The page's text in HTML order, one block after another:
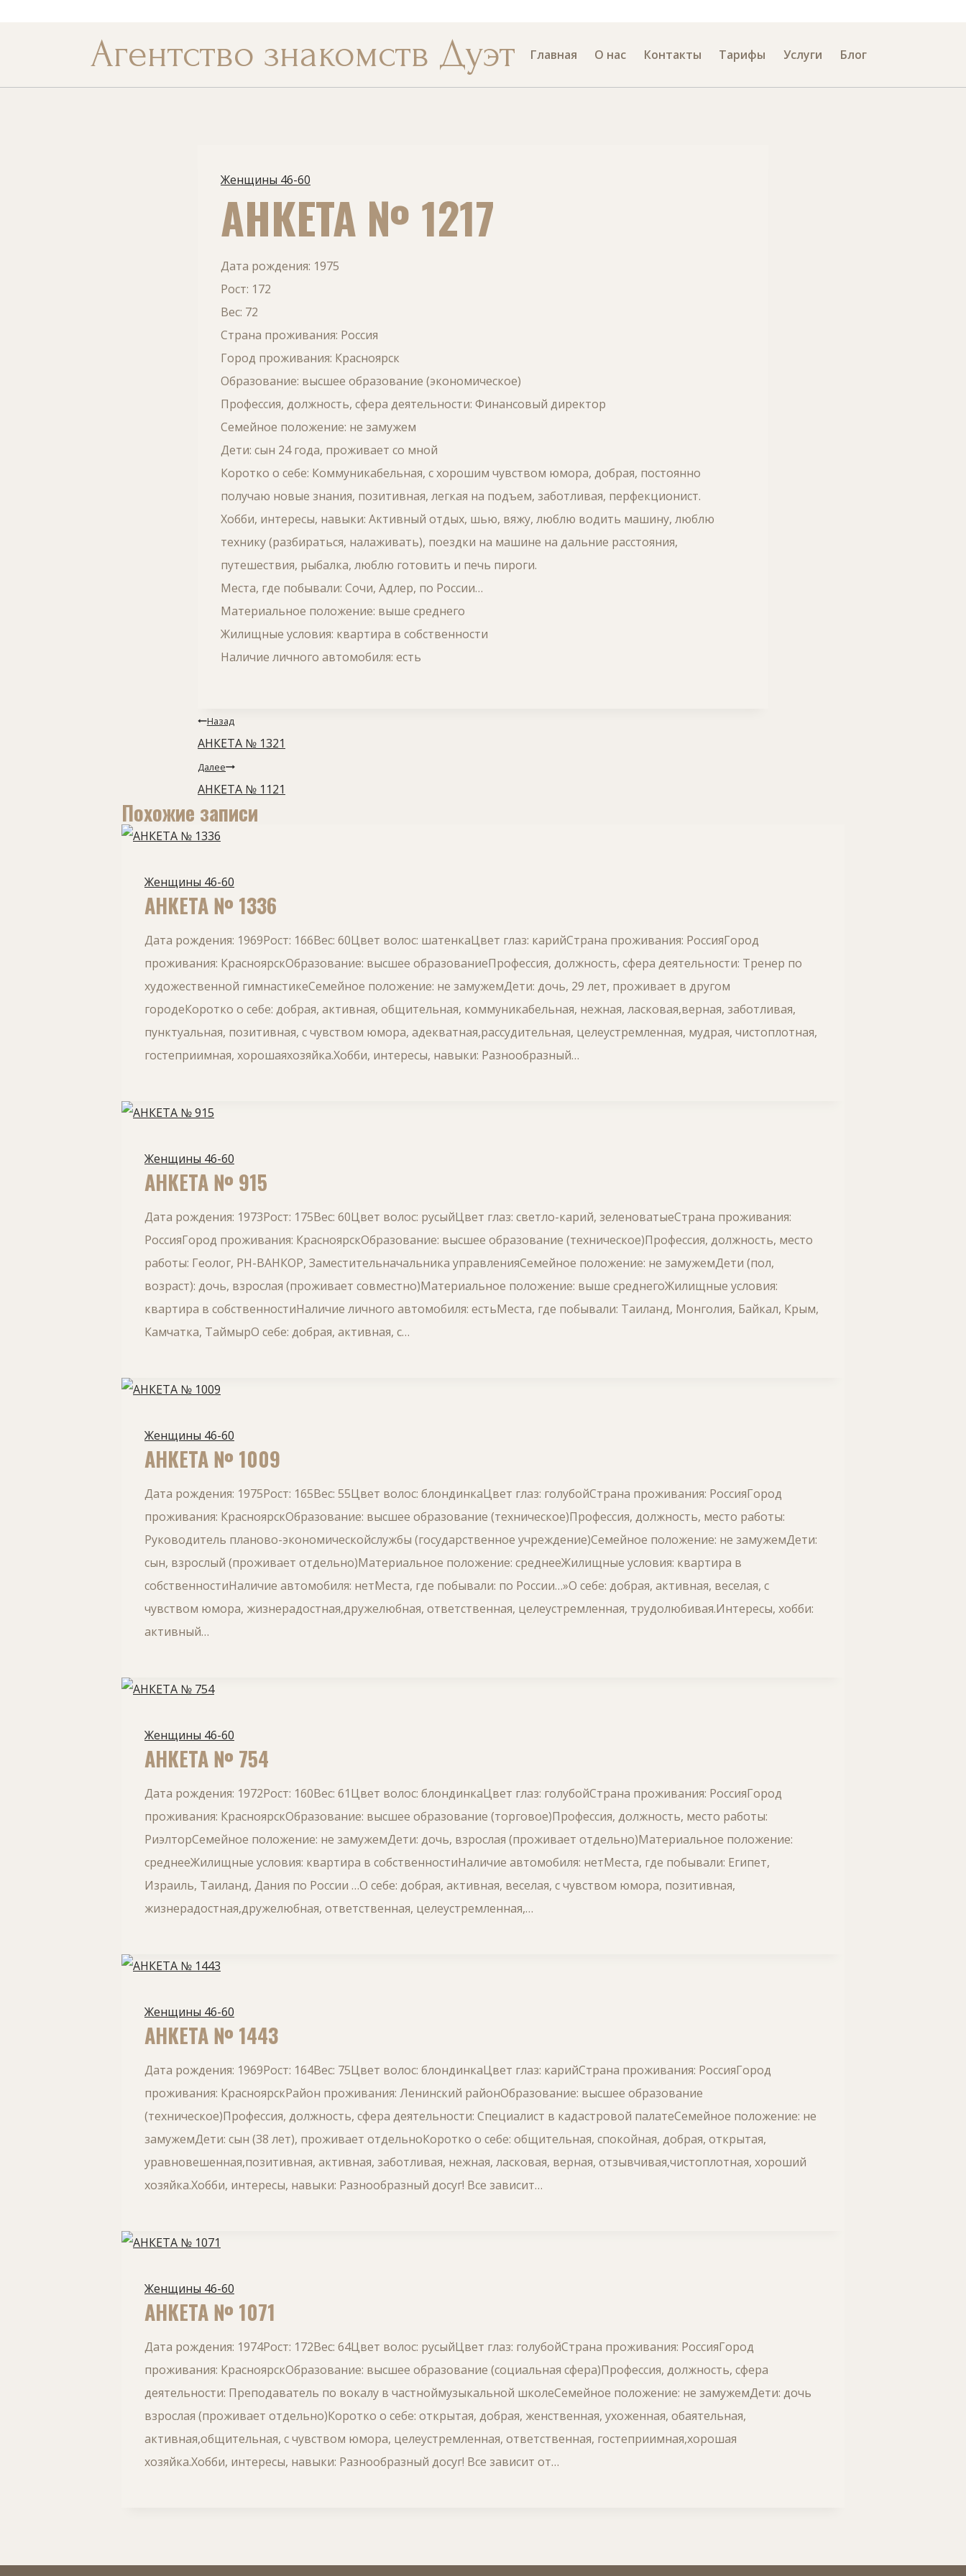
Агентство знакомств Дуэт Главная О нас Контакты Тарифы Услуги Блог
Женщины 46-60
АНКЕТА № 1217
Дата рождения: 1975
Рост: 172
Вес: 72
Страна проживания: Россия
Город проживания: Красноярск
Образование: высшее образование (экономическое)
Профессия, должность, сфера деятельности: Финансовый директор
Семейное положение: не замужем
Дети: сын 24 года, проживает со мной
Коротко о себе: Коммуникабельная, с хорошим чувством юмора, добрая, постоянно
получаю новые знания, позитивная, легкая на подъем, заботливая, перфекционист.
Хобби, интересы, навыки: Активный отдых, шью, вяжу, люблю водить машину, люблю
технику (разбираться, налаживать), поездки на машине на дальние расстояния,
путешествия, рыбалка, люблю готовить и печь пироги.
Места, где побывали: Сочи, Адлер, по России…
Материальное положение: выше среднего
Жилищные условия: квартира в собственности
Наличие личного автомобиля: есть
Навигация
по
записям
Назад
АНКЕТА № 1321
Далее
АНКЕТА № 1121
Похожие записи
Женщины 46-60
АНКЕТА № 1336
Дата рождения: 1969Рост: 166Вес: 60Цвет волос: шатенкаЦвет глаз: карийСтрана проживания: РоссияГород
проживания: КрасноярскОбразование: высшее образованиеПрофессия, должность, сфера деятельности: Тренер по
художественной гимнастикеСемейное положение: не замужемДети: дочь, 29 лет, проживает в другом
городеКоротко о себе: добрая, активная, общительная, коммуникабельная, нежная, ласковая,верная, заботливая,
пунктуальная, позитивная, с чувством юмора, адекватная,рассудительная, целеустремленная, мудрая, чистоплотная,
гостеприимная, хорошаяхозяйка.Хобби, интересы, навыки: Разнообразный…
Женщины 46-60
АНКЕТА № 915
Дата рождения: 1973Рост: 175Вес: 60Цвет волос: русыйЦвет глаз: светло-карий, зеленоватыеСтрана проживания:
РоссияГород проживания: КрасноярскОбразование: высшее образование (техническое)Профессия, должность, место
работы: Геолог, РН-ВАНКОР, Заместительначальника управленияСемейное положение: не замужемДети (пол,
возраст): дочь, взрослая (проживает совместно)Материальное положение: выше среднегоЖилищные условия:
квартира в собственностиНаличие личного автомобиля: естьМеста, где побывали: Таиланд, Монголия, Байкал, Крым,
Камчатка, ТаймырО себе: добрая, активная, с…
Женщины 46-60
АНКЕТА № 1009
Дата рождения: 1975Рост: 165Вес: 55Цвет волос: блондинкаЦвет глаз: голубойСтрана проживания: РоссияГород
проживания: КрасноярскОбразование: высшее образование (техническое)Профессия, должность, место работы:
Руководитель планово-экономическойслужбы (государственное учреждение)Семейное положение: не замужемДети:
сын, взрослый (проживает отдельно)Материальное положение: среднееЖилищные условия: квартира в
собственностиНаличие автомобиля: нетМеста, где побывали: по России…»О себе: добрая, активная, веселая, с
чувством юмора, жизнерадостная,дружелюбная, ответственная, целеустремленная, трудолюбивая.Интересы, хобби:
активный…
Женщины 46-60
АНКЕТА № 754
Дата рождения: 1972Рост: 160Вес: 61Цвет волос: блондинкаЦвет глаз: голубойСтрана проживания: РоссияГород
проживания: КрасноярскОбразование: высшее образование (торговое)Профессия, должность, место работы:
РиэлторСемейное положение: не замужемДети: дочь, взрослая (проживает отдельно)Материальное положение:
среднееЖилищные условия: квартира в собственностиНаличие автомобиля: нетМеста, где побывали: Египет,
Израиль, Таиланд, Дания по России …О себе: добрая, активная, веселая, с чувством юмора, позитивная,
жизнерадостная,дружелюбная, ответственная, целеустремленная,…
Женщины 46-60
АНКЕТА № 1443
Дата рождения: 1969Рост: 164Вес: 75Цвет волос: блондинкаЦвет глаз: карийСтрана проживания: РоссияГород
проживания: КрасноярскРайон проживания: Ленинский районОбразование: высшее образование
(техническое)Профессия, должность, сфера деятельности: Специалист в кадастровой палатеСемейное положение: не
замужемДети: сын (38 лет), проживает отдельноКоротко о себе: общительная, спокойная, добрая, открытая,
уравновешенная,позитивная, активная, заботливая, нежная, ласковая, верная, отзывчивая,чистоплотная, хороший
хозяйка.Хобби, интересы, навыки: Разнообразный досуг! Все зависит…
Женщины 46-60
АНКЕТА № 1071
Дата рождения: 1974Рост: 172Вес: 64Цвет волос: русыйЦвет глаз: голубойСтрана проживания: РоссияГород
проживания: КрасноярскОбразование: высшее образование (социальная сфера)Профессия, должность, сфера
деятельности: Преподаватель по вокалу в частноймузыкальной школеСемейное положение: не замужемДети: дочь
взрослая (проживает отдельно)Коротко о себе: открытая, добрая, женственная, ухоженная, обаятельная,
активная,общительная, с чувством юмора, целеустремленная, ответственная, гостеприимная,хорошая
хозяйка.Хобби, интересы, навыки: Разнообразный досуг! Все зависит от…